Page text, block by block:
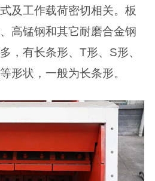
及工作载荷密切相关。板
高锰钢和其它耐磨合金钢
，有长条形、T形、S形、
形状，一般为长条形。